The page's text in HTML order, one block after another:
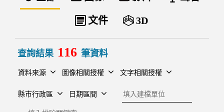
文件 3D
查詢結果 116 筆資料
資料來源 圖像相關授權 文字相關授權
縣市行政區 日期區間
建檔單位